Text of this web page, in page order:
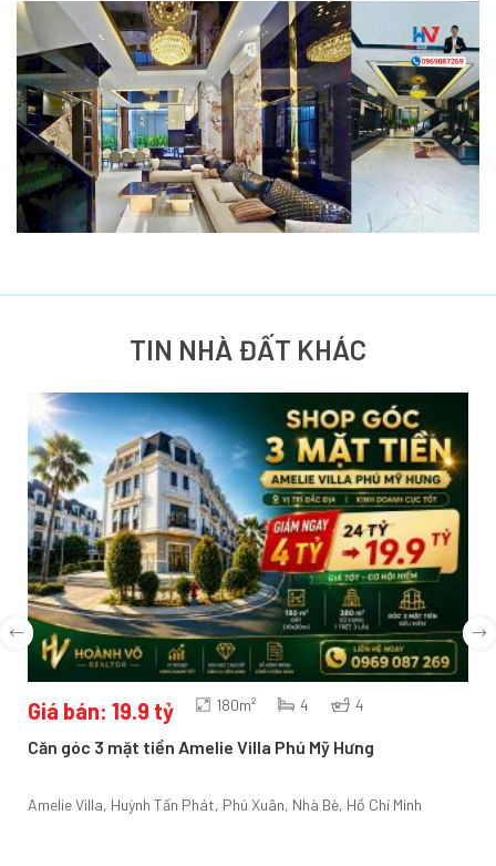
TIN NHÀ ĐẤT KHÁC
Giá bán: 19.9 tỷ 180m² 4 4
Căn góc 3 mặt tiền Amelie Villa Phú Mỹ Hưng
Amelie Villa, Huỳnh Tấn Phát, Phú Xuân, Nhà Bè, Hồ Chí Minh